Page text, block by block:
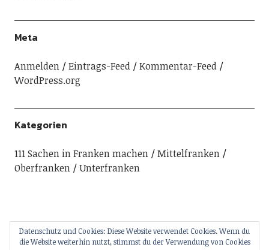
Meta
Anmelden Eintrags-Feed
Kommentar-Feed
WordPress.org
Kategorien
111 Sachen in Franken machen
Mittelfranken
Oberfranken
Unterfranken
Datenschutz und Cookies: Diese Website verwendet Cookies. Wenn du
die Website weiterhin nutzt, stimmst du der Verwendung von Cookies